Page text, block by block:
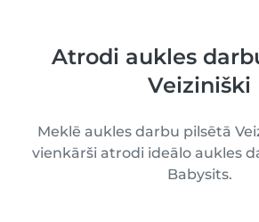
Atrodi aukles
Veiziniški
Meklē aukles darbu pilsētā
vienkārši atrodi ideālo aukles
Babysits.